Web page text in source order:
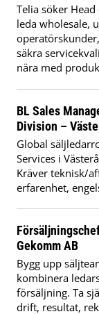
Telia söker
leda wholesale,
säkra
nära med
BL Sales
Division –
Global
Services i
Kräver teknisk/
erfarenhet,
Gekomm AB
Bygg upp
kombinera
försäljning. Ta
drift, resultat,